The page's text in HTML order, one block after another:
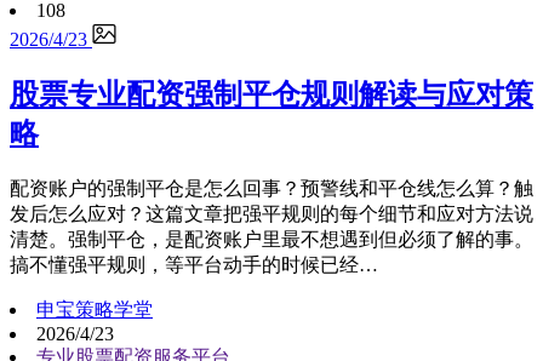
108
2026/4/23
股票专业配资强制平仓规则解读与应对策
略
配资账户的强制平仓是怎么回事？预警线和平仓线怎么算？触
发后怎么应对？这篇文章把强平规则的每个细节和应对方法说
清楚。强制平仓，是配资账户里最不想遇到但必须了解的事。
搞不懂强平规则，等平台动手的时候已经…
申宝策略学堂
2026/4/23
专业股票配资服务平台